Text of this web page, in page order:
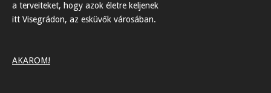
a terveiteket, hogy azok életre keljenek
itt Visegrádon, az esküvők városában.
AKAROM!